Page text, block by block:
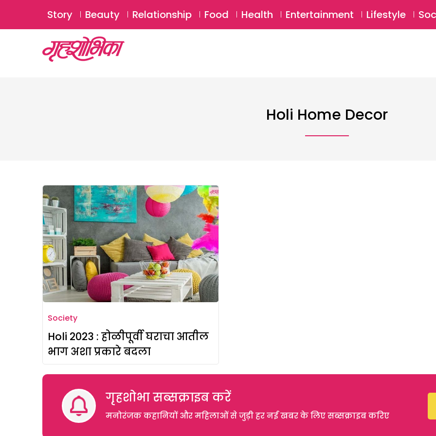
Story Beauty Relationship Food Health Entertainment Lifestyle
Holi Home Decor
Society
Holi 2023 : होळीपूर्वी घराचा आतील
भाग अशा प्रकारे बदला
गृहशोभा सब्सक्राइब करें
मनोरंजक कहानियों और महिलाओं से जुड़ी हर नई खबर के लिए सब्सक्राइब करिए